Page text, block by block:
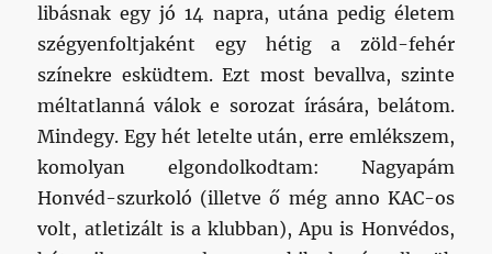
libásnak egy jó 14 napra, utána pedig életem
szégyenfoltjaként egy hétig a zöld-fehér
színekre esküdtem. Ezt most bevallva, szinte
méltatlanná válok e sorozat írására, belátom.
Mindegy. Egy hét letelte után, erre emlékszem,
komolyan elgondolkodtam: Nagyapám
Honvéd-szurkoló (illetve ő még anno KAC-os
volt, atletizált is a klubban), Apu is Honvédos,